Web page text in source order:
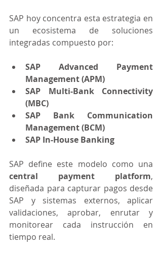
SAP hoy concentra esta estrategia en
un ecosistema de soluciones
integradas compuesto por:
SAP Advanced Payment
Management (APM)
SAP Multi-Bank Connectivity
(MBC)
SAP Bank Communication
Management (BCM)
SAP In-House Banking
central payment platform,
diseñada para capturar pagos desde
SAP y sistemas externos, aplicar
validaciones, aprobar, enrutar y
monitorear cada instrucción en
tiempo real.